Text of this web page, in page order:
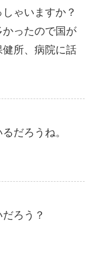
ゃいますか？
ったので国が
所、病院に話
だろうね。
ろう？